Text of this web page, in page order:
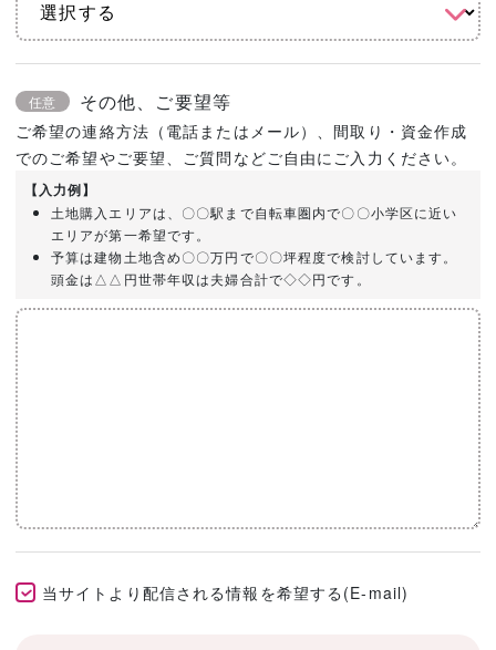
任意 その他、ご要望等
ご希望の連絡方法（電話またはメール）、間取り・資金作成
でのご希望やご要望、ご質問などご自由にご入力ください。
【入力例】
土地購入エリアは、〇〇駅まで自転車圏内で〇〇小学区に近い
エリアが第一希望です。
予算は建物土地含め〇〇万円で〇〇坪程度で検討しています。
頭金は△△円世帯年収は夫婦合計で◇◇円です。
当サイトより配信される情報を希望する(E-mail)